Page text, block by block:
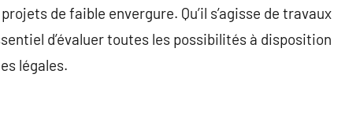
de faible envergure. Qu’il s’agisse de travaux
d’évaluer toutes les possibilités à disposition
légales.